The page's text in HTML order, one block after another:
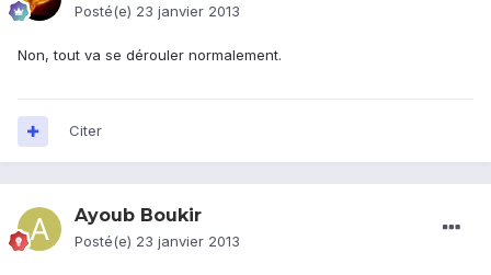
Posté(e) 23 janvier 2013
Non, tout va se dérouler normalement.
Citer
Ayoub Boukir
Posté(e) 23 janvier 2013